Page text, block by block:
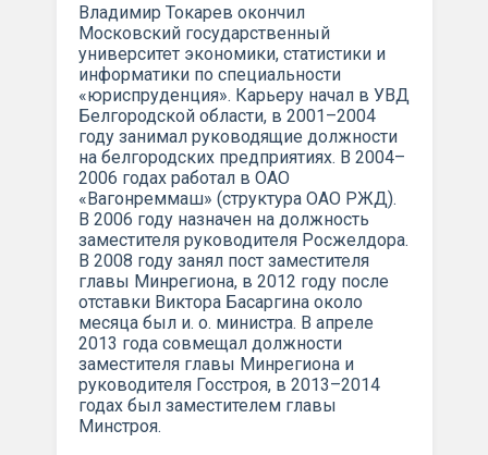
Владимир Токарев окончил
Московский государственный
университет экономики, статистики и
информатики по специальности
«юриспруденция». Карьеру начал в УВД
Белгородской области, в 2001–2004
году занимал руководящие должности
на белгородских предприятиях. В 2004–
2006 годах работал в ОАО
«Вагонреммаш» (структура ОАО РЖД).
В 2006 году назначен на должность
заместителя руководителя Росжелдора.
В 2008 году занял пост заместителя
главы Минрегиона, в 2012 году после
отставки Виктора Басаргина около
месяца был и. о. министра. В апреле
2013 года совмещал должности
заместителя главы Минрегиона и
руководителя Госстроя, в 2013–2014
годах был заместителем главы
Минстроя.